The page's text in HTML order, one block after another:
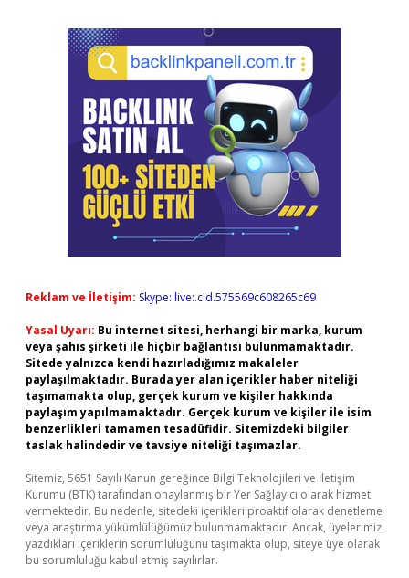
Reklam ve İletişim: Skype: live:.cid.575569c608265c69
Yasal Uyarı: Bu internet sitesi, herhangi bir marka, kurum
veya şahıs şirketi ile hiçbir bağlantısı bulunmamaktadır.
Sitede yalnızca kendi hazırladığımız makaleler
paylaşılmaktadır. Burada yer alan içerikler haber niteliği
taşımamakta olup, gerçek kurum ve kişiler hakkında
paylaşım yapılmamaktadır. Gerçek kurum ve kişiler ile isim
benzerlikleri tamamen tesadüfidir. Sitemizdeki bilgiler
taslak halindedir ve tavsiye niteliği taşımazlar.
Sitemiz, 5651 Sayılı Kanun gereğince Bilgi Teknolojileri ve İletişim
Kurumu (BTK) tarafından onaylanmış bir Yer Sağlayıcı olarak hizmet
vermektedir. Bu nedenle, sitedeki içerikleri proaktif olarak denetleme
veya araştırma yükümlülüğümüz bulunmamaktadır. Ancak, üyelerimiz
yazdıkları içeriklerin sorumluluğunu taşımakta olup, siteye üye olarak
bu sorumluluğu kabul etmiş sayılırlar.